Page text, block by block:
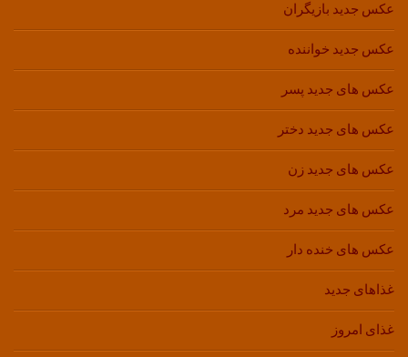
عکس جدید بازیگران
عکس جدید خواننده
عکس های جدید پسر
عکس های جدید دختر
عکس های جدید زن
عکس های جدید مرد
عکس های خنده دار
غذاهای جدید
غذای امروز